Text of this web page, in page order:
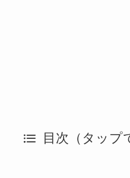
目次（タップ